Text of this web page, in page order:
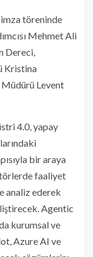
töreninde
Mehmet Ali
Dereci,
Kristina
Levent
4.0, yapay
bir araya
faaliyet
analiz ederek
Agentic
kurumsal ve
Azure AI ve